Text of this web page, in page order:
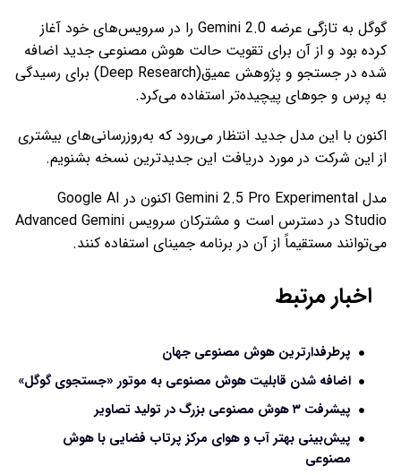
گوگل به تازگی عرضه Gemini 2.0 را در سرویس‌های خود آغاز
کرده بود و از آن برای تقویت حالت هوش مصنوعی جدید اضافه
شده در جستجو و پژوهش عمیق(Deep Research) برای رسیدگی
به پرس و جوهای پیچیده‌تر استفاده می‌کرد.
اکنون با این مدل جدید انتظار می‌رود که به‌روزرسانی‌های بیشتری
از این شرکت در مورد دریافت این جدیدترین نسخه بشنویم.
مدل Gemini 2.5 Pro Experimental اکنون در Google AI
Studio در دسترس است و مشترکان سرویس Advanced Gemini
می‌توانند مستقیماً از آن در برنامه جمینای استفاده کنند.
اخبار مرتبط
پرطرفدارترین هوش مصنوعی جهان
اضافه شدن قابلیت هوش مصنوعی به موتور «جستجوی گوگل»
پیشرفت ۳ هوش مصنوعی بزرگ در تولید تصاویر
پیش‌بینی بهتر آب و هوای مرکز پرتاب فضایی با هوش
مصنوعی